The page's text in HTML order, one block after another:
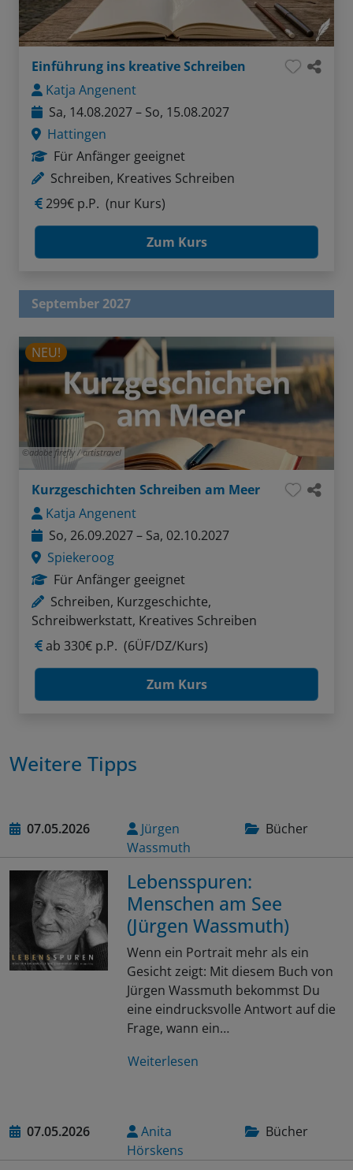
Einführung ins kreative Schreiben
Katja Angenent
Sa, 14.08.2027 – So, 15.08.2027
Hattingen
Für Anfänger geeignet
Schreiben, Kreatives Schreiben
299€ p.P. (nur Kurs)
Zum Kurs
September 2027
adobe firefly / artistravel
NEU!
Kurzgeschichten Schreiben am Meer
Katja Angenent
So, 26.09.2027 – Sa, 02.10.2027
Spiekeroog
Für Anfänger geeignet
Schreiben, Kurzgeschichte,
Schreibwerkstatt, Kreatives Schreiben
ab 330€ p.P. (6ÜF/DZ/Kurs)
Zum Kurs
Weitere Tipps
07.05.2026
Jürgen
Wassmuth
Bücher
Lebensspuren:
Menschen am See
(Jürgen Wassmuth)
Wenn ein Portrait mehr als ein
Gesicht zeigt: Mit diesem Buch von
Jürgen Wassmuth bekommst Du
eine eindrucksvolle Antwort auf die
Frage, wann ein…
Weiterlesen
07.05.2026
Anita
Hörskens
Bücher